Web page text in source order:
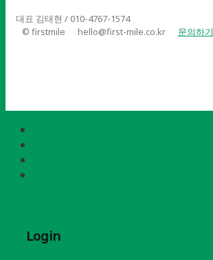
대표 김태현 / 010-4767-1574
© firstmile
hello@first-mile.co.kr 문의하기
Login